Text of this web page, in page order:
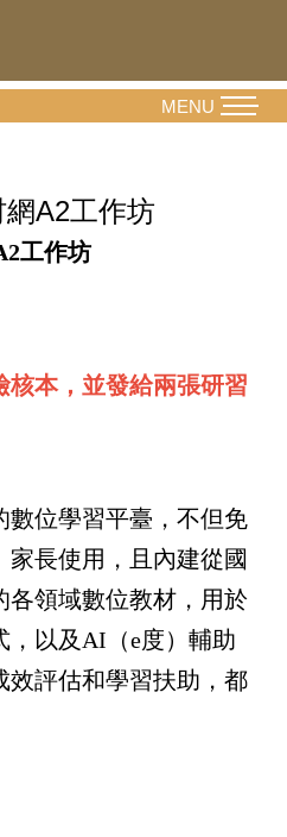
MENU
A2工作坊
工作坊
核本，並發給兩張研習
數位學習平臺，不但免
長使用，且內建從國
各領域數位教材，用於
，以及AI（e度）輔助
效評估和學習扶助，都